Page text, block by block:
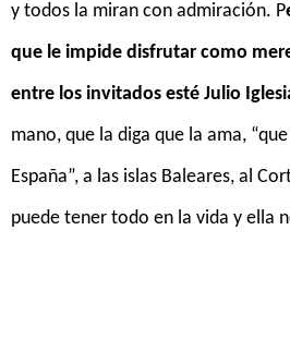
y todos la miran con admiración. P
que le impide disfrutar como
entre los invitados esté Julio
mano, que la diga que la ama,
España”, a las islas Baleares, al
puede tener todo en la vida y ella